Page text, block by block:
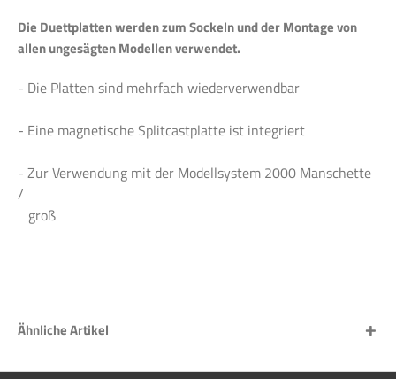
Die Duettplatten werden zum Sockeln und der Montage von
allen ungesägten Modellen verwendet.
- Die Platten sind mehrfach wiederverwendbar
- Eine magnetische Splitcastplatte ist integriert
- Zur Verwendung mit der Modellsystem 2000 Manschette
/
groß
Ähnliche Artikel